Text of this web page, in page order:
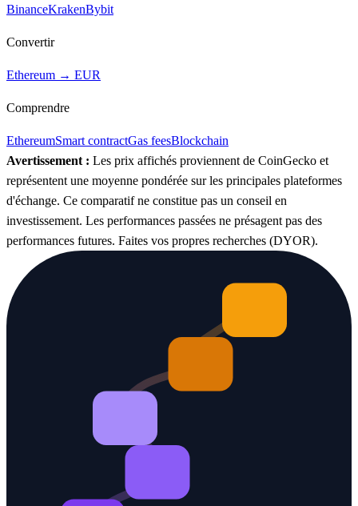
BinanceKrakenBybit
Convertir
Ethereum → EUR
Comprendre
EthereumSmart contractGas feesBlockchain
Avertissement : Les prix affichés proviennent de CoinGecko et
représentent une moyenne pondérée sur les principales plateformes
d'échange. Ce comparatif ne constitue pas un conseil en
investissement. Les performances passées ne présagent pas des
performances futures. Faites vos propres recherches (DYOR).